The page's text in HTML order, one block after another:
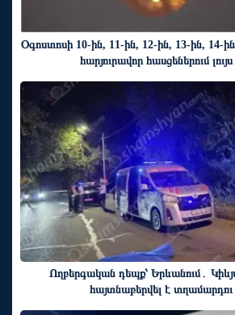
Օգոստոսի 10-ին, 11-ին, 12-ին, 13-ին, 14-
հարյուրավոր հասցեներում լույս
Ողբերգական դեպք՝ Երևանում․
հայտնաբերվել է տղամարդու